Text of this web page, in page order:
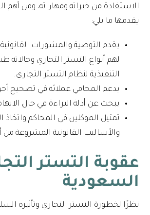
الاستفادة من خبراته ومهاراته، ومن أهم
يقدمها ما يلي:
يقدم التوصية والمشورات
لهم أنواع التستر التجاري وحالاته
التنفيذية لنظام التستر التجاري.
يدعم المحامي عملائه في تصحيح
يبحث عن أدلة البراءة في حال
تمثيل الموكلين في المحاكم واتخاذ
والأساليب القانونية المشروعة من
عقوبة التستر
السعودية
نظرًا لخطورة التستر التجاري وتأثيره